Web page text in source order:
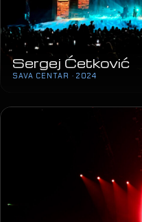
Sergej Ćetković
SAVA CENTAR · 2024